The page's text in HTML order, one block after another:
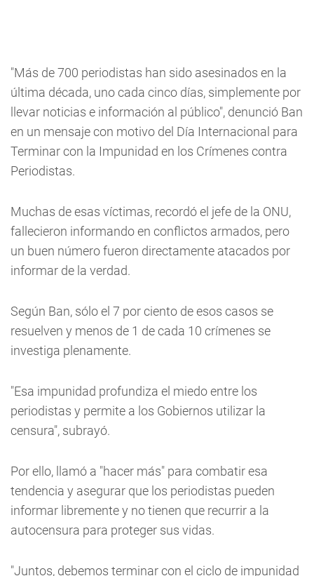
"Más de 700 periodistas han sido asesinados en la
última década, uno cada cinco días, simplemente por
llevar noticias e información al público", denunció Ban
en un mensaje con motivo del Día Internacional para
Terminar con la Impunidad en los Crímenes contra
Periodistas.
Muchas de esas víctimas, recordó el jefe de la ONU,
fallecieron informando en conflictos armados, pero
un buen número fueron directamente atacados por
informar de la verdad.
Según Ban, sólo el 7 por ciento de esos casos se
resuelven y menos de 1 de cada 10 crímenes se
investiga plenamente.
"Esa impunidad profundiza el miedo entre los
periodistas y permite a los Gobiernos utilizar la
censura", subrayó.
Por ello, llamó a "hacer más" para combatir esa
tendencia y asegurar que los periodistas pueden
informar libremente y no tienen que recurrir a la
autocensura para proteger sus vidas.
"Juntos, debemos terminar con el ciclo de impunidad